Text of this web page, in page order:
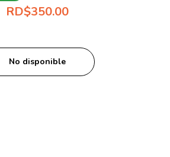
RD$350.00
No disponible